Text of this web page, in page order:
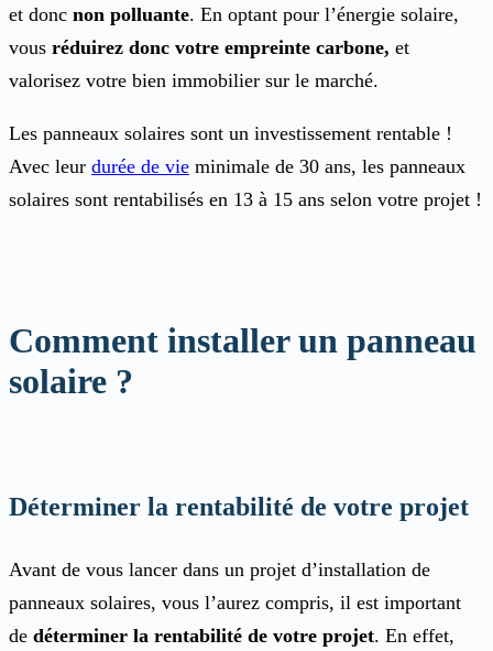
et donc non polluante. En optant pour l’énergie solaire,
vous réduirez donc votre empreinte carbone, et
valorisez votre bien immobilier sur le marché.
Les panneaux solaires sont un investissement rentable !
Avec leur durée de vie minimale de 30 ans, les panneaux
solaires sont rentabilisés en 13 à 15 ans selon votre projet !
Comment installer un panneau
solaire ?
Déterminer la rentabilité de votre projet
Avant de vous lancer dans un projet d’installation de
panneaux solaires, vous l’aurez compris, il est important
de déterminer la rentabilité de votre projet. En effet,